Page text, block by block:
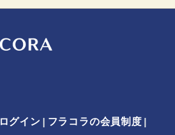
ログイン フラコラの会員制度